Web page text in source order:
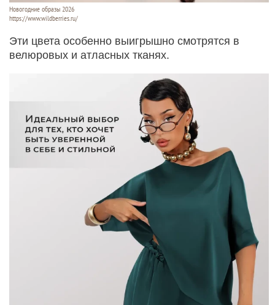
Новогодние образы 2026
https://www.wildberries.ru/
Эти цвета особенно выигрышно смотрятся в
велюровых и атласных тканях.